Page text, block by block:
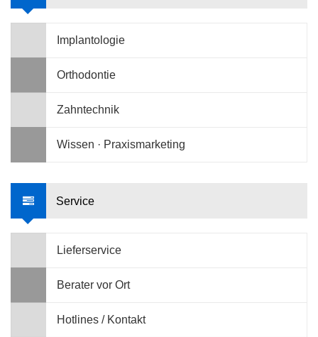
Implantologie
Orthodontie
Zahntechnik
Wissen · Praxismarketing
Service
Lieferservice
Berater vor Ort
Hotlines / Kontakt